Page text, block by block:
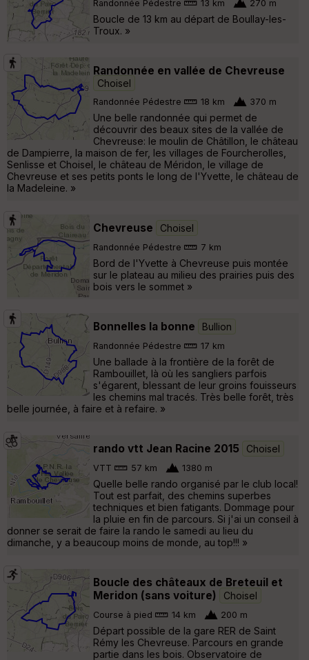
Randonnée Pédestre 13 km 270 m
Boucle de 13 km au départ de Boullay-les-
Troux. »
Randonnée en vallée de Chevreuse
Choisel
Randonnée Pédestre 18 km 370 m
Une belle randonnée qui permet de
découvrir des beaux sites de la vallée de
Chevreuse: le moulin de Châtillon, le château
de Dampierre, la maison de fer, les villages de Fourcherolles,
Senlisse et Choisel, le château de Méridon, le village de
Chevreuse et ses petits ponts le long de l'Yvette, le château de
la Madeleine. »
Chevreuse Choisel
Randonnée Pédestre 7 km
Bord de l'Yvette à Chevreuse puis montée
sur le plateau au milieu des prairies puis des
bois vers le sommet »
Bonnelles la bonne Bullion
Randonnée Pédestre 17 km
Une ballade à la frontière de la forêt de
Rambouillet, là où les sangliers parfois
s'égarent, blessant de leur groins fouisseurs
les chemins mal tracés. Très belle forêt, très
belle journée, à faire et à refaire. »
rando vtt Jean Racine 2015 Choisel
VTT 57 km 1380 m
Quelle belle rando organisé par le club local!
Tout est parfait, des chemins superbes
techniques et bien fatigants. Dommage pour
la pluie en fin de parcours. Si j'ai un conseil à
donner se serait de faire la rando le samedi au lieu du
dimanche, y a beaucoup moins de monde, au top!!! »
Boucle des châteaux de Breteuil et
Meridon (sans voiture)
Choisel
Course à pied 14 km 200 m
Départ possible de la gare RER de Saint
Rémy les Chevreuse. Parcours en grande
partie dans les bois. Observatoire de